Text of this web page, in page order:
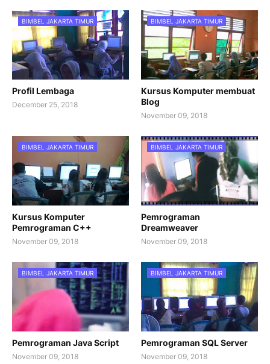
BIMBEL JAKARTA TIMUR
Profil Lembaga
December 25, 2018
BIMBEL JAKARTA TIMUR
Kursus Komputer membuat
Blog
November 09, 2018
BIMBEL JAKARTA TIMUR
Kursus Komputer
Pemrograman C++
November 09, 2018
BIMBEL JAKARTA TIMUR
Pemrograman
Dreamweaver
November 09, 2018
BIMBEL JAKARTA TIMUR
Pemrograman Java Script
November 09, 2018
BIMBEL JAKARTA TIMUR
Pemrograman SQL Server
November 09, 2018